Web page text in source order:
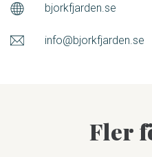
bjorkfjarden.se
info@bjorkfjarden.se
Fler